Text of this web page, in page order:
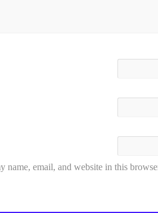
name, email, and website in this